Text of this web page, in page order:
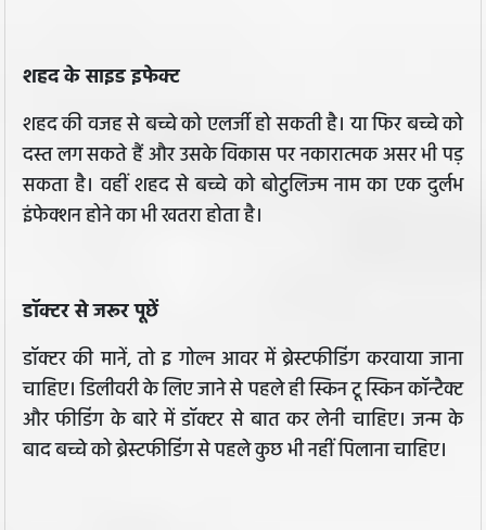
शहद के साइड इफेक्ट
शहद की वजह से बच्चे को एलर्जी हो सकती है। या फिर बच्चे को
दस्त लग सकते हैं और उसके विकास पर नकारात्मक असर भी पड़
सकता है। वहीं शहद से बच्चे को बोटुलिज्‍म नाम का एक दुर्लभ
इंफेक्‍शन होने का भी खतरा होता है।
डॉक्टर से जरूर पूछें
डॉक्टर की मानें, तो इ गोल्न आवर में ब्रेस्टफीडिंग करवाया जाना
चाहिए। डिलीवरी के लिए जाने से पहले ही स्किन टू स्किन कॉन्‍टैक्‍ट
और फीडिंग के बारे में डॉक्‍टर से बात कर लेनी चाहिए। जन्म के
बाद बच्चे को ब्रेस्टफीडिंग से पहले कुछ भी नहीं पिलाना चाहिए।